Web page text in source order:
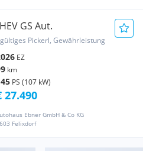
GS Aut.
Pickerl, Gewährleistung
EZ
km
PS (107 kW)
Ebner GmbH & Co KG
Felixdorf
27.490